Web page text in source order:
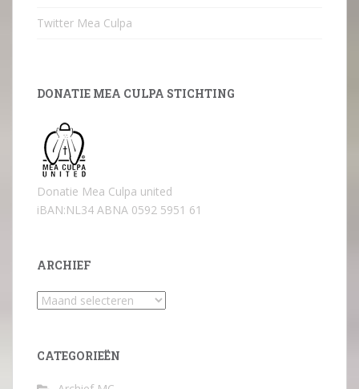
Twitter Mea Culpa
DONATIE MEA CULPA STICHTING
Donatie Mea Culpa united
iBAN:NL34 ABNA 0592 5951 61
ARCHIEF
Archief
CATEGORIEËN